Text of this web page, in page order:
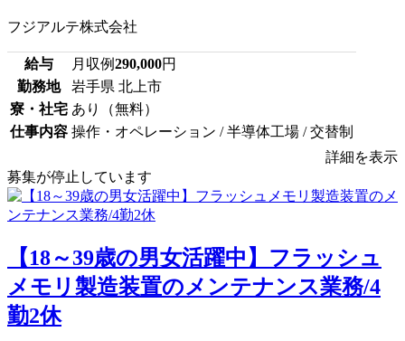
フジアルテ株式会社
給与 月収例290,000円
勤務地
岩手県 北上市
寮・社宅 あり（無料）
仕事内容 操作・オペレーション / 半導体工場 / 交替制
詳細を表示
募集が停止しています
【18～39歳の男女活躍中】フラッシュ
メモリ製造装置のメンテナンス業務/4
勤2休